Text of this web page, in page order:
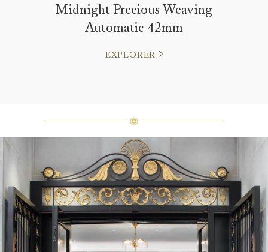
Midnight Precious Weaving
Automatic 42mm
EXPLORER